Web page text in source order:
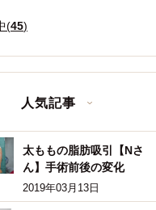
(45)
人気記事
太ももの脂肪吸引【Nさ
ん】手術前後の変化
2019年03月13日